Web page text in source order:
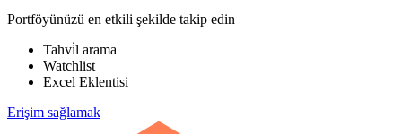
Portföyünüzü en etkili şekilde takip edin
Tahvi̇l arama
Watchlist
Excel Eklentisi
Erişim sağlamak